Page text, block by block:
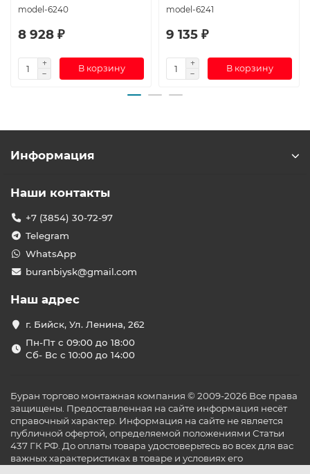
model-6240
8 928 ₽
В корзину
model-6241
9 135 ₽
В корзину
Информация
Наши контакты
+7 (3854) 30-72-97
Telegram
WhatsApp
buranbiysk@gmail.com
Наш адрес
г. Бийск, Ул. Ленина, 262
Пн-Пт с 09:00 до 18:00
Сб- Вс с 10:00 до 14:00
Буран торгово монтажная компания © 2009-2026 Все права
защищены. Предоставленная на сайте информация несёт
справочный характер. Информация на сайте не является
публичной офертой, определяемой положениями Статьи
437 ГК РФ. До оплаты товара удостоверьтесь во всех для вас
важных характеристиках в товаре и условиях его